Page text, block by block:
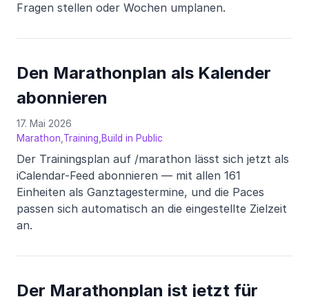
Fragen stellen oder Wochen umplanen.
Den Marathonplan als Kalender
abonnieren
17. Mai 2026
Marathon Training Build in Public
Der Trainingsplan auf /marathon lässt sich jetzt als
iCalendar-Feed abonnieren — mit allen 161
Einheiten als Ganztagestermine, und die Paces
passen sich automatisch an die eingestellte Zielzeit
an.
Der Marathonplan ist jetzt für